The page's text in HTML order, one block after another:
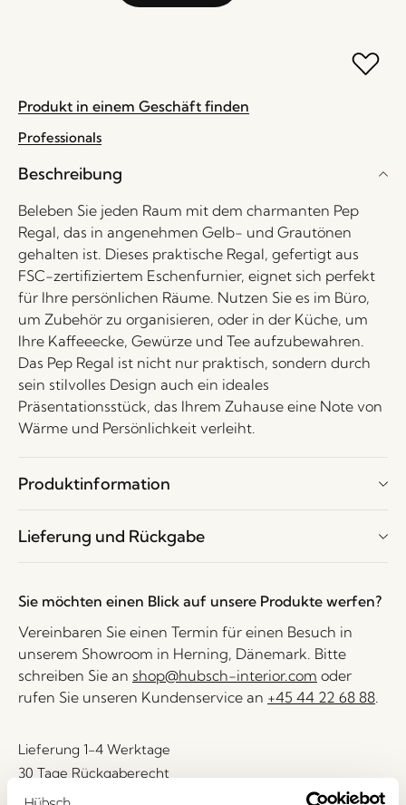
Produkt in einem Geschäft finden
Professionals
Beschreibung
Beleben Sie jeden Raum mit dem charmanten Pep
Regal, das in angenehmen Gelb- und Grautönen
gehalten ist. Dieses praktische Regal, gefertigt aus
FSC-zertifiziertem Eschenfurnier, eignet sich perfekt
für Ihre persönlichen Räume. Nutzen Sie es im Büro,
um Zubehör zu organisieren, oder in der Küche, um
Ihre Kaffeeecke, Gewürze und Tee aufzubewahren.
Das Pep Regal ist nicht nur praktisch, sondern durch
sein stilvolles Design auch ein ideales
Präsentationsstück, das Ihrem Zuhause eine Note von
Wärme und Persönlichkeit verleiht.
Produktinformation
Lieferung und Rückgabe
Sie möchten einen Blick auf unsere Produkte werfen?
Vereinbaren Sie einen Termin für einen Besuch in
unserem Showroom in Herning, Dänemark. Bitte
schreiben Sie an shop@hubsch-interior.com oder
rufen Sie unseren Kundenservice an +45 44 22 68 88.
Lieferung 1-4 Werktage
30 Tage Rückgaberecht
Kostenlose Lieferung über